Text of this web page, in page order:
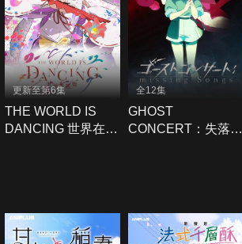
更新至第6集
THE WORLD IS
DANCING 世界在起
全12集
GHOST
CONCERT：失落之